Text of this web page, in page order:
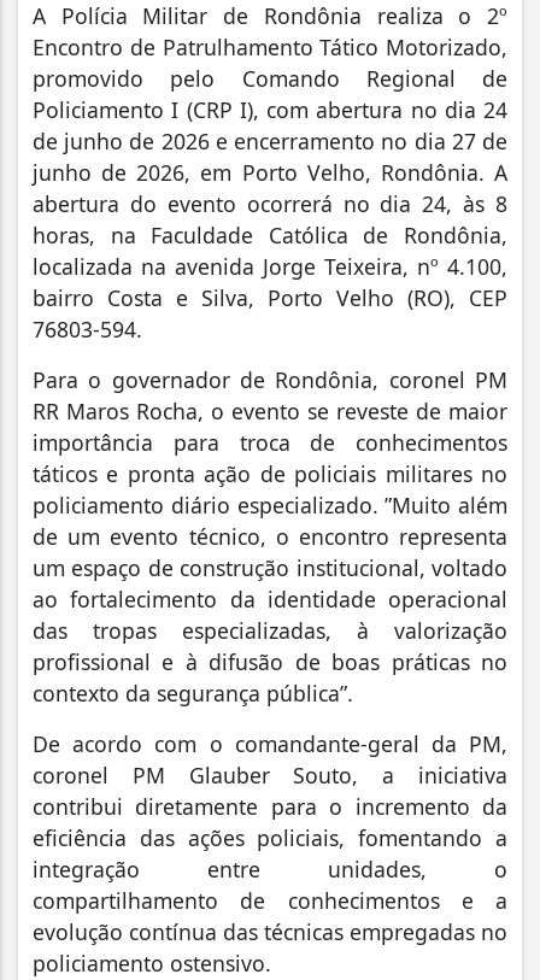
A Polícia Militar de Rondônia realiza o 2º
Encontro de Patrulhamento Tático Motorizado,
promovido pelo Comando Regional de
Policiamento I (CRP I), com abertura no dia 24
de junho de 2026 e encerramento no dia 27 de
junho de 2026, em Porto Velho, Rondônia. A
abertura do evento ocorrerá no dia 24, às 8
horas, na Faculdade Católica de Rondônia,
localizada na avenida Jorge Teixeira, nº 4.100,
bairro Costa e Silva, Porto Velho (RO), CEP
76803-594.
Para o governador de Rondônia, coronel PM
RR Maros Rocha, o evento se reveste de maior
importância para troca de conhecimentos
táticos e pronta ação de policiais militares no
policiamento diário especializado. ”Muito além
de um evento técnico, o encontro representa
um espaço de construção institucional, voltado
ao fortalecimento da identidade operacional
das tropas especializadas, à valorização
profissional e à difusão de boas práticas no
contexto da segurança pública”.
De acordo com o comandante-geral da PM,
coronel PM Glauber Souto, a iniciativa
contribui diretamente para o incremento da
eficiência das ações policiais, fomentando a
integração entre unidades, o
compartilhamento de conhecimentos e a
evolução contínua das técnicas empregadas no
policiamento ostensivo.